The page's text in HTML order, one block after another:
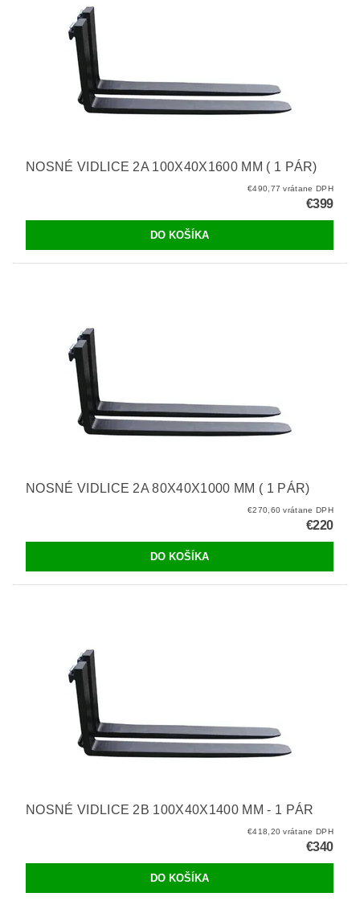
NOSNÉ VIDLICE 2A 100X40X1600 MM ( 1 PÁR)
€490,77 vrátane DPH
€399
NOSNÉ VIDLICE 2A 80X40X1000 MM ( 1 PÁR)
€270,60 vrátane DPH
€220
NOSNÉ VIDLICE 2B 100X40X1400 MM - 1 PÁR
€418,20 vrátane DPH
€340